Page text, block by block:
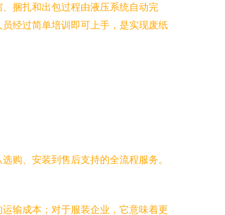
捆扎和出包过程由液压系统自动完
经过简单培训即可上手，是实现废纸
购、安装到售后支持的全流程服务。
输成本；对于服装企业，它意味着更